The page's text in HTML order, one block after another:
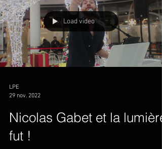
Load video
LPE
29 nov. 2022
Nicolas Gabet et la lumière
fut !